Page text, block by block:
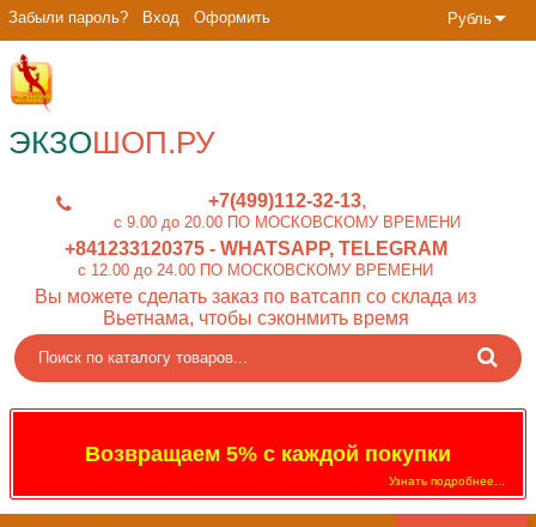
Рубль
Забыли пароль? Вход Оформить
ЭКЗОШОП.РУ
+7(499)112-32-13
c 9.00 до 20.00 ПО МОСКОВСКОМУ ВРЕМЕНИ
+841233120375- WHATSAPP, TELEGRAM
c 12.00 до 24.00 ПО МОСКОВСКОМУ ВРЕМЕНИ
Вы можете сделать заказ по ватсапп со склада из
Вьетнама, чтобы сэконмить время
Возвращаем 5% с каждой покупки
Узнать подробнее...